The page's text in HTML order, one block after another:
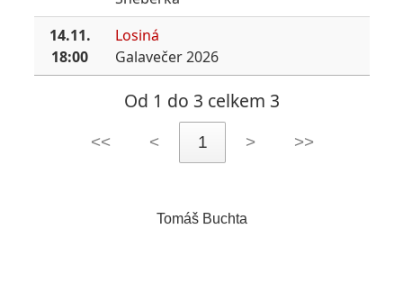
14.11.
18:00
Losiná
Galavečer 2026
Od 1 do 3 celkem 3
<< < 1 > >>
Tomáš Buchta